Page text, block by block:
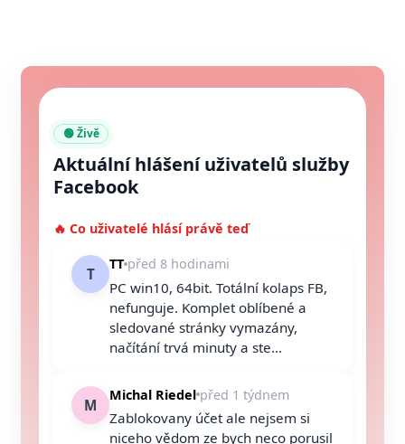
🟢 Živě
Aktuální hlášení uživatelů služby
Facebook
🔥 Co uživatelé hlásí právě teď
T
TT před 8 hodinami
PC win10, 64bit. Totální kolaps FB,
nefunguje. Komplet oblíbené a
sledované stránky vymazány,
načítání trvá minuty a ste...
M
Michal Riedel před 1 týdnem
Zablokovany účet ale nejsem si
niceho vědom ze bych neco porusil